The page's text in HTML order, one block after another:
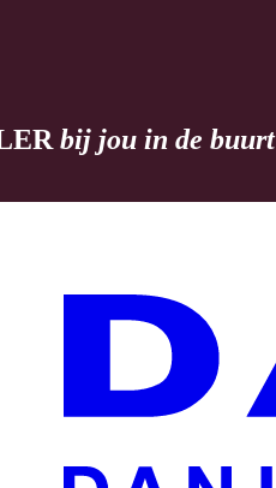
bij jou in de buurt